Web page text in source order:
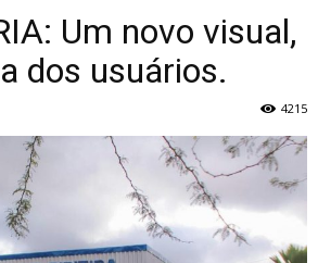
Municipal
Um novo visual,
dos usuários.
4215